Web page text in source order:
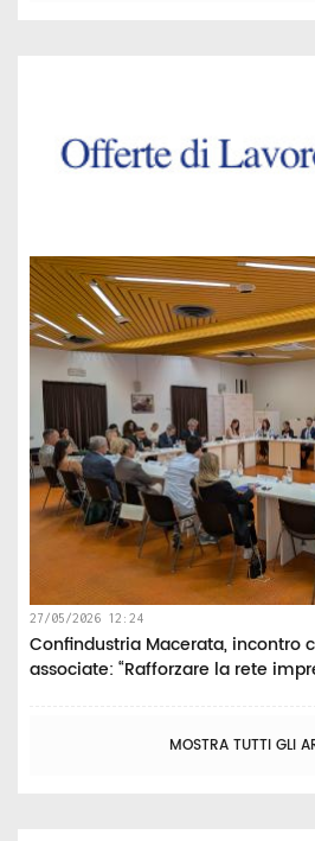
27/05/2026 12:24
Confindustria Macerata, incontro
associate: “Rafforzare la rete
MOSTRA TUTTI GLI